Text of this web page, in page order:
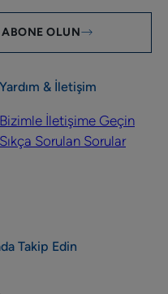
OLUN
Yardım & İletişim
Bizimle İletişime Geçin
Sıkça Sorulan Sorular
Takip Edin